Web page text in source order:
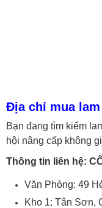
Địa chỉ mua
Bạn đang tìm kiếm
hội nâng cấp không
Thông tin liên hệ:
Văn Phòng: 49
Kho 1: Tân Sơn,